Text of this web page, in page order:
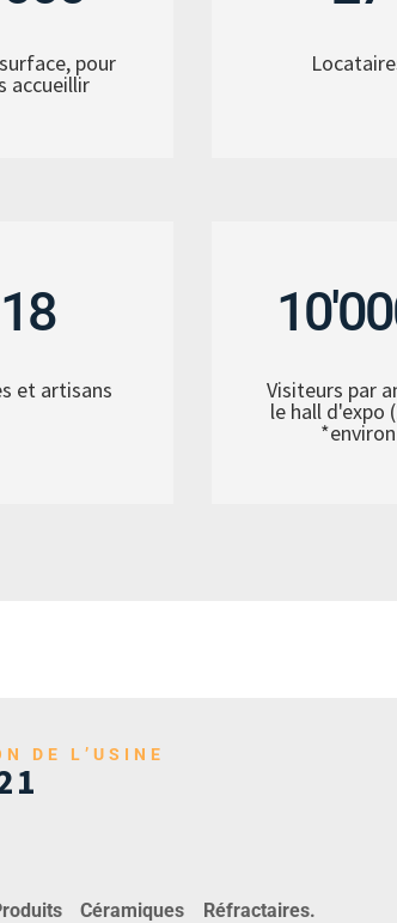
pour
accueillir
18
et artisans Visiteurs par
le hall d'expo
*environ
DE L’USINE
Céramiques Réfractaires.